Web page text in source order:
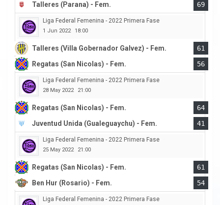
Talleres (Parana) - Fem.
69
Liga Federal Femenina - 2022 Primera Fase
1 Jun 2022 18:00
Talleres (Villa Gobernador Galvez) - Fem.
61
Regatas (San Nicolas) - Fem.
56
Liga Federal Femenina - 2022 Primera Fase
28 May 2022 21:00
Regatas (San Nicolas) - Fem.
64
Juventud Unida (Gualeguaychu) - Fem.
41
Liga Federal Femenina - 2022 Primera Fase
25 May 2022 21:00
Regatas (San Nicolas) - Fem.
61
Ben Hur (Rosario) - Fem.
54
Liga Federal Femenina - 2022 Primera Fase